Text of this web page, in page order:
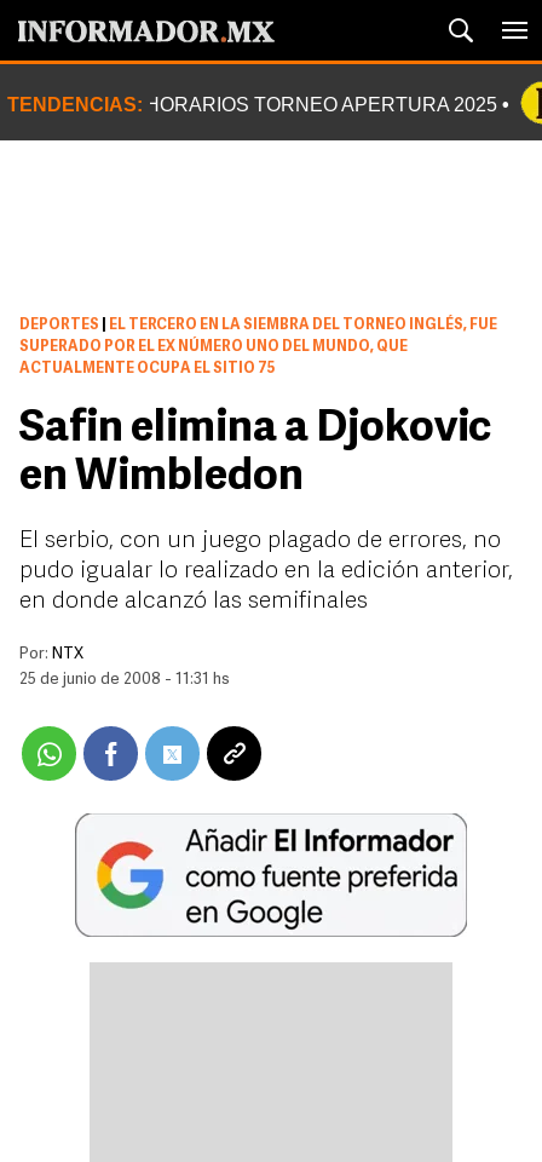
TENDENCIAS: HORARIOS TORNEO APERTURA 2025
DEPORTES
EL TERCERO EN LA SIEMBRA DEL TORNEO INGLÉS, FUE
SUPERADO POR EL EX NÚMERO UNO DEL MUNDO, QUE
ACTUALMENTE OCUPA EL SITIO 75
Safin elimina a Djokovic
en Wimbledon
El serbio, con un juego plagado de errores, no
pudo igualar lo realizado en la edición anterior,
en donde alcanzó las semifinales
Por: NTX
25 de junio de 2008 - 11:31 hs